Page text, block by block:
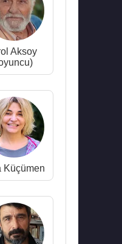
Aksoy
Küçümen